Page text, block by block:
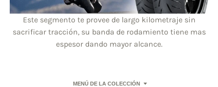
Este segmento te provee de largo kilometraje sin
sacrificar tracción, su banda de rodamiento tiene mas
espesor dando mayor alcance.
MENÚ DE LA COLECCIÓN